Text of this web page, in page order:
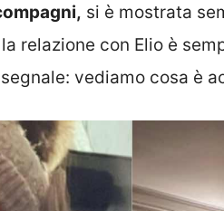
si è mostrata
relazione con Elio è
vediamo cosa è